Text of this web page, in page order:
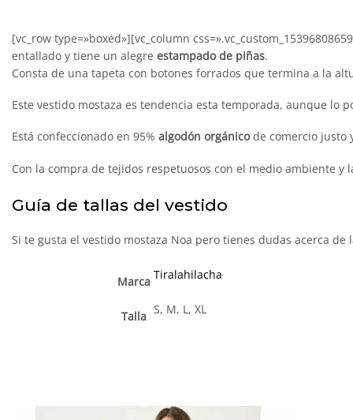
[vc_row type=»boxed»][vc_column
entallado y tiene un alegre estampado de piñas.
Consta de una tapeta con botones forrados que termina a la
Este vestido mostaza es tendencia esta temporada, aunque
Está confeccionado en 95% algodón orgánicode comercio justo
Con la compra de tejidos respetuosos con el medio ambiente
Guía de tallas del vestido
Si te gusta el vestido mostaza Noa pero tienes dudas acerca
Marca Tiralahilacha
Talla S, M, L, XL